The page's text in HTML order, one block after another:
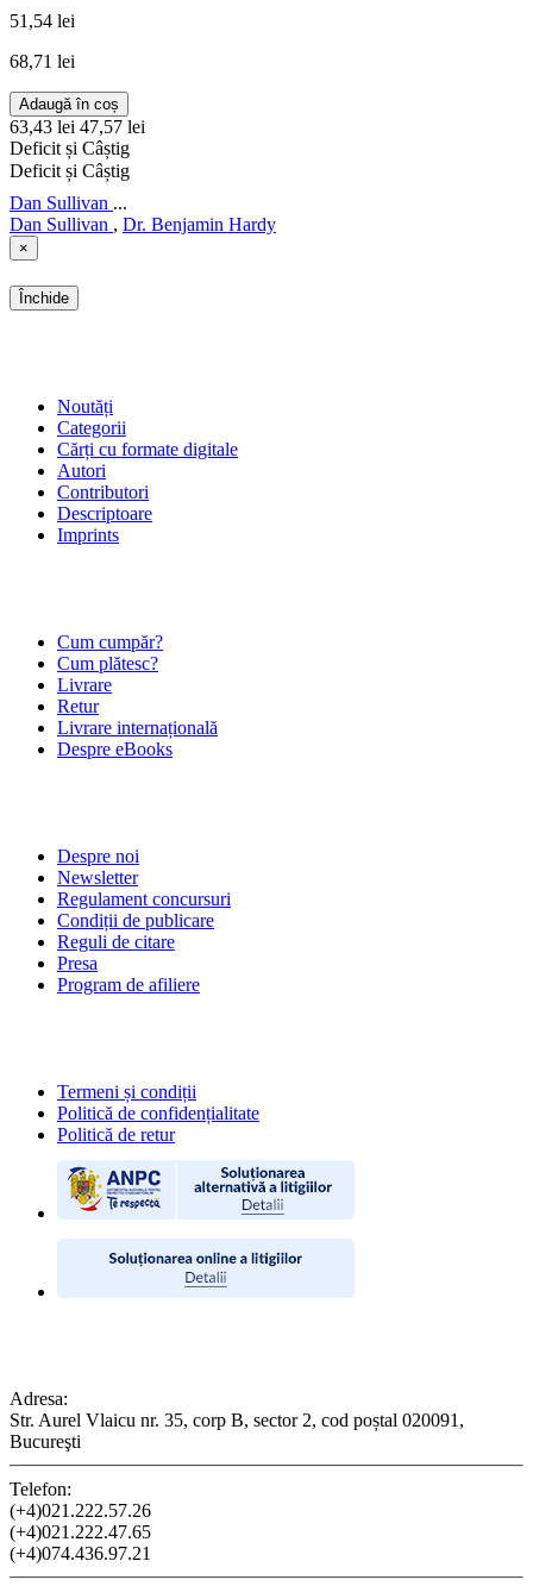
51,54 lei
68,71 lei
Adaugă în coș
63,43 lei 47,57 lei
Deficit și Câștig
Deficit și Câștig
Dan Sullivan ...
Dan Sullivan , Dr. Benjamin Hardy
×
Închide
Noutăți
Categorii
Cărți cu formate digitale
Autori
Contributori
Descriptoare
Imprints
Cum cumpăr?
Cum plătesc?
Livrare
Retur
Livrare internațională
Despre eBooks
Despre noi
Newsletter
Regulament concursuri
Condiții de publicare
Reguli de citare
Presa
Program de afiliere
Termeni și condiții
Politică de confidențialitate
Politică de retur
Adresa:
Str. Aurel Vlaicu nr. 35, corp B, sector 2, cod poștal 020091,
Bucureşti
Telefon:
(+4)021.222.57.26
(+4)021.222.47.65
(+4)074.436.97.21